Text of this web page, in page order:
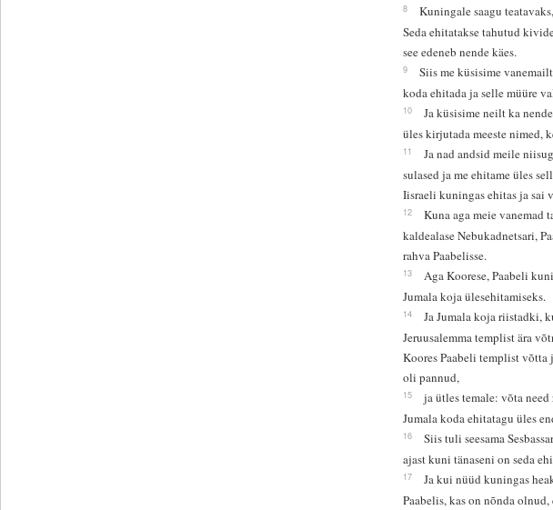
8
Kuningale saagu
Seda ehitatakse tahutud
see edeneb nende käes.
9
Siis me küsisime
koda ehitada ja selle müüre
10
Ja küsisime neilt ka
üles kirjutada meeste nimed,
11
Ja nad andsid meile
sulased ja me ehitame üles
Iisraeli kuningas ehitas ja sai
12
Kuna aga meie vanemad
kaldealase Nebukadnetsari,
rahva Paabelisse.
13
Aga Koorese, Paabeli
Jumala koja ülesehitamiseks.
14
Ja Jumala koja riistadki,
Jeruusalemma templist ära
Koores Paabeli templist võtta
oli pannud,
15
ja ütles temale: võta need
Jumala koda ehitatagu üles
16
Siis tuli seesama
ajast kuni tänaseni on seda
17
Ja kui nüüd kuningas
Paabelis, kas on nõnda